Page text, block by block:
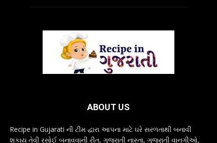
ABOUT US
Recipe in Gujarati ની ટીમ દ્વારા આપના માટે ઘરે સરળતાથી બનાવી
શકાય તેવી રસોઈ બનાવવાની રીત, ગુજરાતી નાસ્તા, ગુજરાતી વાનગીઓ,